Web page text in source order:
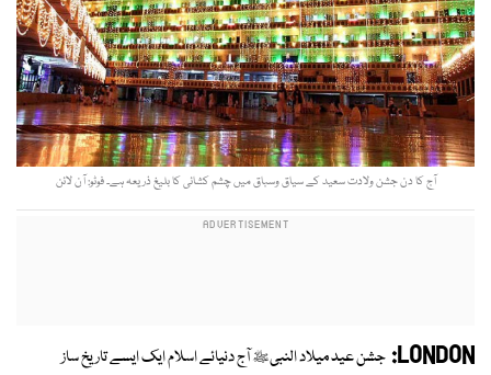
آج کا دن جشن ولادت سعید کے سیاق وسباق میں چشم کشائی کا بلیغ ذریعہ ہے۔ فوٹو: آن لائن
LONDON: جشن عید میلاد النبیﷺ آج دنیائے اسلام ایک ایسے تاریخ ساز